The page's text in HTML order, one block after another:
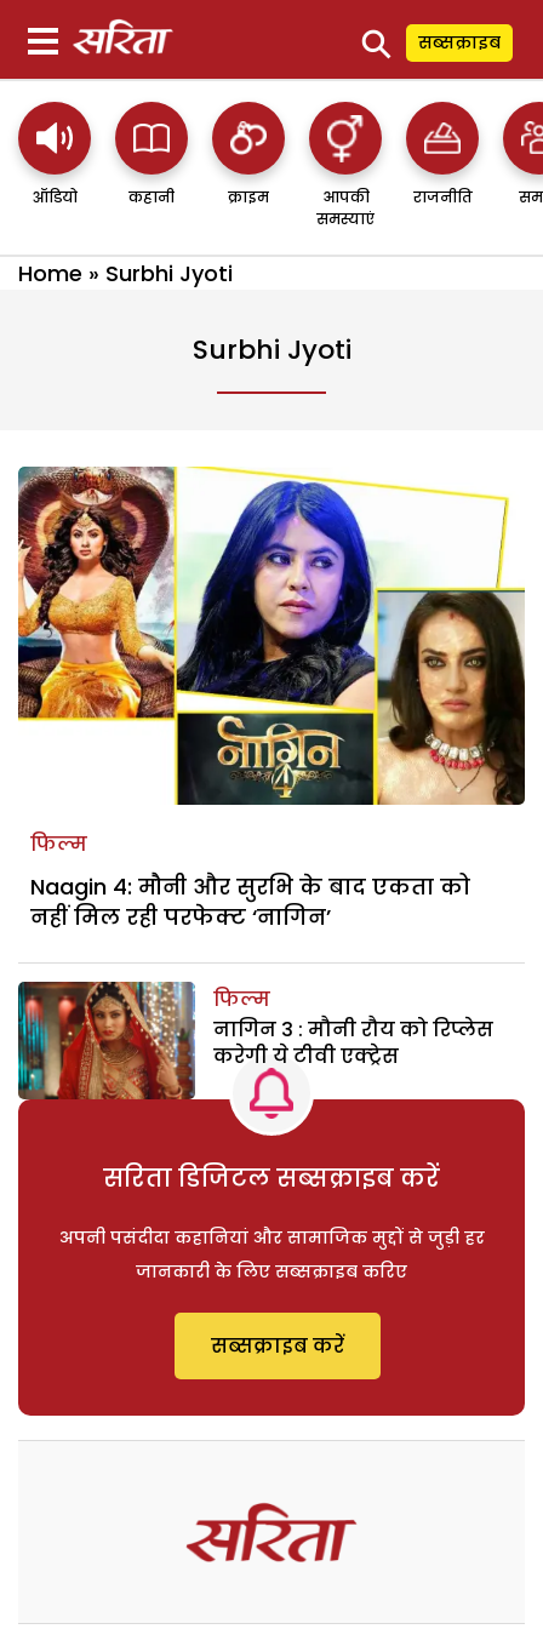
⚲ सब्सक्राइब
ऑडियो कहानी क्राइम
आपकी
समस्याएं
राजनीति
Home » Surbhi Jyoti
Surbhi Jyoti
फिल्म
Naagin 4: मौनी और सुरभि के बाद एकता को
नहीं मिल रही परफेक्ट ‘नागिन’
फिल्म
नागिन 3 : मौनी रौय को रिप्लेस
करेगी ये टीवी एक्ट्रेस
सरिता डिजिटल सब्सक्राइब करें
अपनी पसंदीदा कहानियां और सामाजिक मुद्दों से जुड़ी हर
जानकारी के लिए सब्सक्राइब करिए
सब्सक्राइब करें